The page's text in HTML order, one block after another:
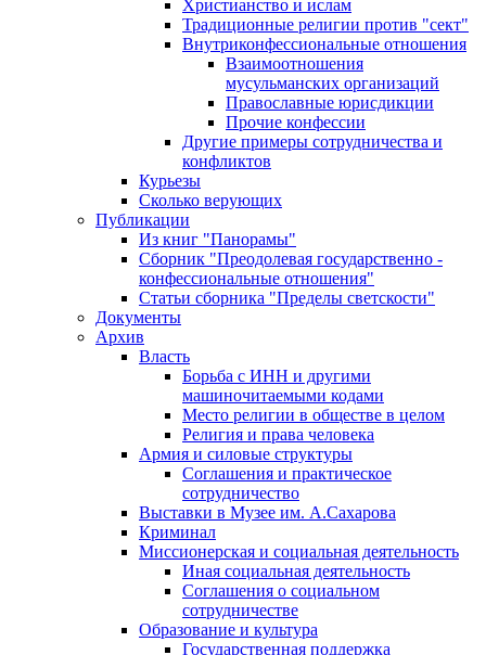
Христианство и ислам
Традиционные религии против "сект"
Внутриконфессиональные отношения
Взаимоотношения
мусульманских организаций
Православные юрисдикции
Прочие конфессии
Другие примеры сотрудничества и
конфликтов
Курьезы
Сколько верующих
Публикации
Из книг "Панорамы"
Сборник "Преодолевая государственно -
конфессиональные отношения"
Статьи сборника "Пределы светскости"
Документы
Архив
Власть
Борьба с ИНН и другими
машиночитаемыми кодами
Место религии в обществе в целом
Религия и права человека
Армия и силовые структуры
Соглашения и практическое
сотрудничество
Выставки в Музее им. А.Сахарова
Криминал
Миссионерская и социальная деятельность
Иная социальная деятельность
Соглашения о социальном
сотрудничестве
Образование и культура
Государственная поддержка